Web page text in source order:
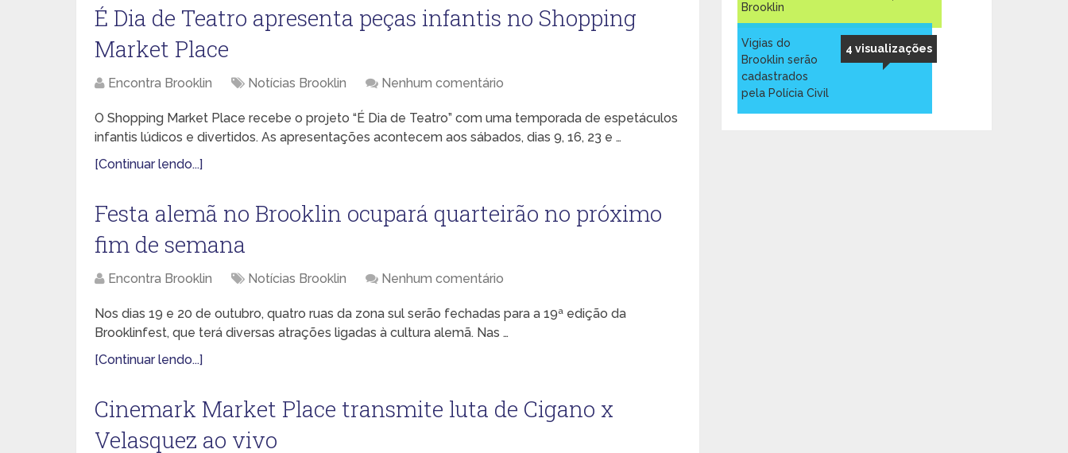
É Dia de Teatro apresenta peças infantis no Shopping
Market Place
Encontra Brooklin Notícias Brooklin Nenhum comentário
O Shopping Market Place recebe o projeto “É Dia de Teatro” com uma temporada de espetáculos
infantis lúdicos e divertidos. As apresentações acontecem aos sábados, dias 9, 16, 23 e …
[Continuar lendo...]
Festa alemã no Brooklin ocupará quarteirão no próximo
fim de semana
Encontra Brooklin Notícias Brooklin Nenhum comentário
Nos dias 19 e 20 de outubro, quatro ruas da zona sul serão fechadas para a 19ª edição da
Brooklinfest, que terá diversas atrações ligadas à cultura alemã. Nas …
[Continuar lendo...]
Cinemark Market Place transmite luta de Cigano x
Velasquez ao vivo
Brooklin
4 visualizações
Vigias do
Brooklin serão
cadastrados
pela Polícia Civil